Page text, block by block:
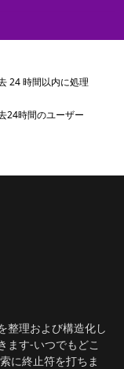
24 時間以内に処理
24時間のユーザー
整理および構造化し
ます-いつでもどこ
に終止符を打ちま